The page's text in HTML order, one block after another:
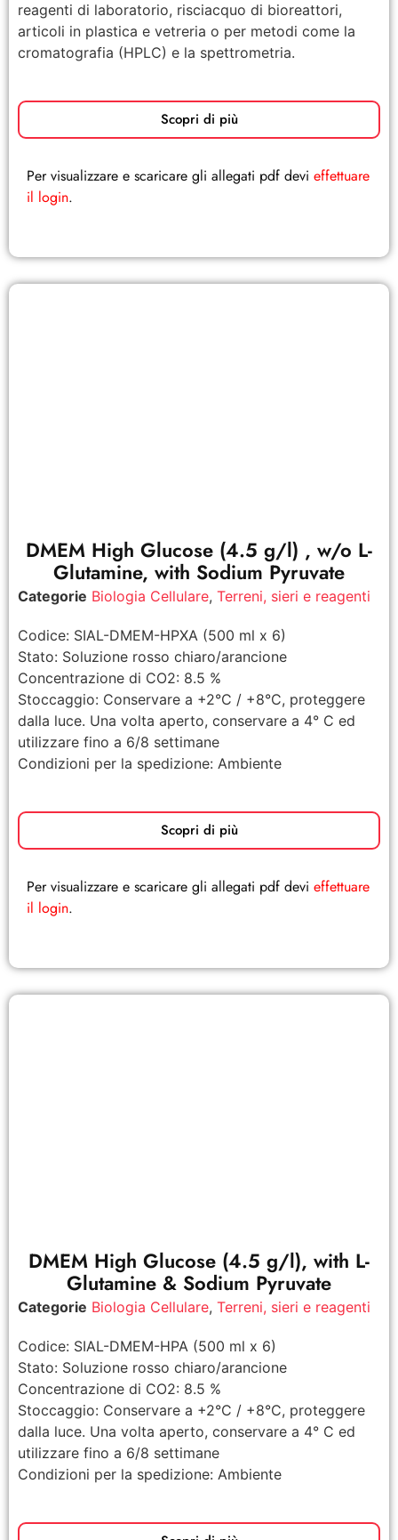
reagenti di laboratorio, risciacquo di bioreattori,
articoli in plastica e vetreria o per metodi come la
cromatografia (HPLC) e la spettrometria.
Scopri di più
Per visualizzare e scaricare gli allegati pdf devi effettuare
il login.
DMEM High Glucose (4.5 g/l) , w/o L-
Glutamine, with Sodium Pyruvate
Categorie Biologia Cellulare, Terreni, sieri e reagenti
Codice: SIAL-DMEM-HPXA (500 ml x 6)
Stato: Soluzione rosso chiaro/arancione
Concentrazione di CO2: 8.5 %
Stoccaggio: Conservare a +2°C / +8°C, proteggere
dalla luce. Una volta aperto, conservare a 4° C ed
utilizzare fino a 6/8 settimane
Condizioni per la spedizione: Ambiente
Scopri di più
Per visualizzare e scaricare gli allegati pdf devi effettuare
il login.
DMEM High Glucose (4.5 g/l), with L-
Glutamine & Sodium Pyruvate
Categorie Biologia Cellulare, Terreni, sieri e reagenti
Codice: SIAL-DMEM-HPA (500 ml x 6)
Stato: Soluzione rosso chiaro/arancione
Concentrazione di CO2: 8.5 %
Stoccaggio: Conservare a +2°C / +8°C, proteggere
dalla luce. Una volta aperto, conservare a 4° C ed
utilizzare fino a 6/8 settimane
Condizioni per la spedizione: Ambiente